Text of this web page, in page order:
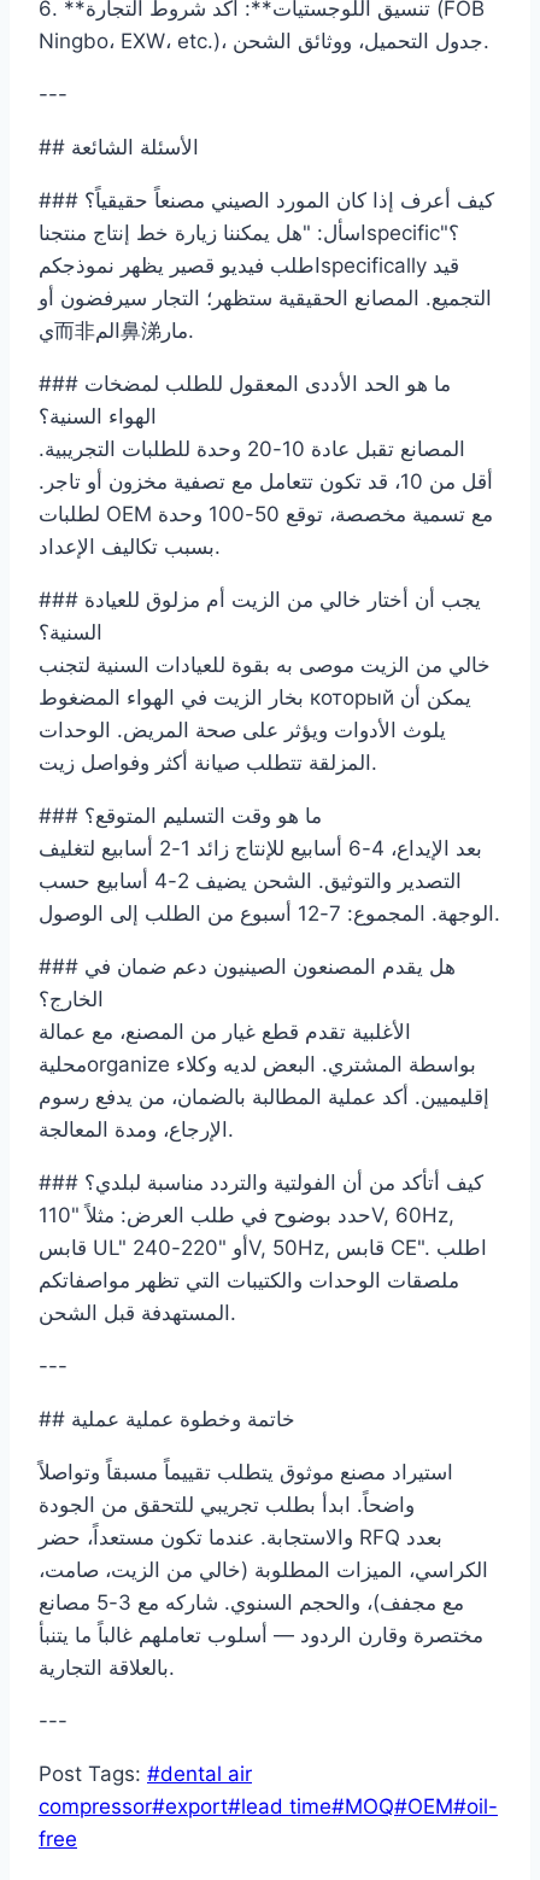
6. **تنسيق اللوجستيات**: أكد شروط التجارة (FOB
Ningbo، EXW، etc.)، جدول التحميل، ووثائق الشحن.
---
## الأسئلة الشائعة
### كيف أعرف إذا كان المورد الصيني مصنعاً حقيقياً؟
اسأل: "هل يمكننا زيارة خط إنتاج منتجناspecific؟"
اطلب فيديو قصير يظهر نموذجكمspecifically قيد
التجميع. المصانع الحقيقية ستظهر؛ التجار سيرفضون أو
ي而非الم鼻涕مار.
### ما هو الحد الأددى المعقول للطلب لمضخات
الهواء السنية؟
المصانع تقبل عادة 10-20 وحدة للطلبات التجريبية.
أقل من 10، قد تكون تتعامل مع تصفية مخزون أو تاجر.
لطلبات OEM مع تسمية مخصصة، توقع 50-100 وحدة
بسبب تكاليف الإعداد.
### يجب أن أختار خالي من الزيت أم مزلوق للعيادة
السنية؟
خالي من الزيت موصى به بقوة للعيادات السنية لتجنب
بخار الزيت في الهواء المضغوط который يمكن أن
يلوث الأدوات ويؤثر على صحة المريض. الوحدات
المزلقة تتطلب صيانة أكثر وفواصل زيت.
### ما هو وقت التسليم المتوقع؟
بعد الإيداع، 4-6 أسابيع للإنتاج زائد 1-2 أسابيع لتغليف
التصدير والتوثيق. الشحن يضيف 2-4 أسابيع حسب
الوجهة. المجموع: 7-12 أسبوع من الطلب إلى الوصول.
### هل يقدم المصنعون الصينيون دعم ضمان في
الخارج؟
الأغلبية تقدم قطع غيار من المصنع، مع عمالة
محليةorganize بواسطة المشتري. البعض لديه وكلاء
إقليميين. أكد عملية المطالبة بالضمان، من يدفع رسوم
الإرجاع، ومدة المعالجة.
### كيف أتأكد من أن الفولتية والتردد مناسبة لبلدي؟
حدد بوضوح في طلب العرض: مثلاً "110V, 60Hz,
قابس UL" أو "220-240V, 50Hz, قابس CE". اطلب
ملصقات الوحدات والكتيبات التي تظهر مواصفاتكم
المستهدفة قبل الشحن.
---
## خاتمة وخطوة عملية عملية
استيراد مصنع موثوق يتطلب تقييماً مسبقاً وتواصلاً
واضحاً. ابدأ بطلب تجريبي للتحقق من الجودة
والاستجابة. عندما تكون مستعداً، حضر RFQ بعدد
الكراسي، الميزات المطلوبة (خالي من الزيت، صامت،
مع مجفف)، والحجم السنوي. شاركه مع 3-5 مصانع
مختصرة وقارن الردود — أسلوب تعاملهم غالباً ما يتنبأ
بالعلاقة التجارية.
---
Post Tags: #dental air
compressor#export#lead time#MOQ#OEM#oil-
free